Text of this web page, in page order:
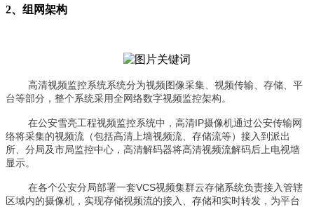
2、组网架构
高清视频监控系统系统分为视频图像采集、视频传输、存储、平
台等部分，整个系统采用全网络数字视频监控架构。
在公安雪亮工程视频监控系统中，高清IP摄像机通过公安传输网
络将采集的视频流（包括高清上墙视频流、存储流等）接入到派出
所、分局及市局监控中心，高清解码器将高清视频流解码后上电视墙
显示。
在各个公安分局部署一套VCS视频集群云存储系统负责接入管辖
区域内的摄像机，实现存储视频流的接入、存储和实时转发，为平台